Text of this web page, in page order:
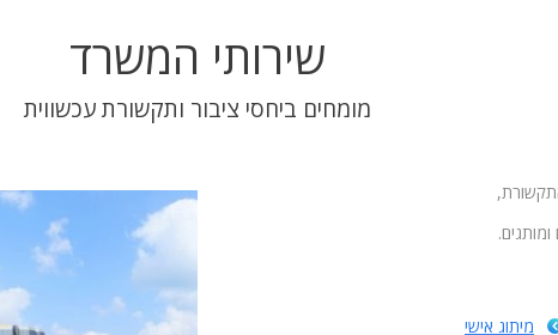
שירותי המשרד
מומחים ביחסי ציבור ותקשורת עכשווית
מיתוג אישי